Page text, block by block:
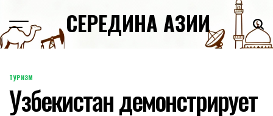
content
СЕРЕДИНА АЗИИ
POSTED
IN
ТУРИЗМ
Узбекистан демонстрирует